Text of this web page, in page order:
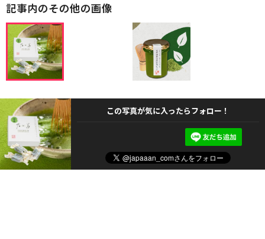
記事内のその他の画像
この写真が気に入ったらフォロー！